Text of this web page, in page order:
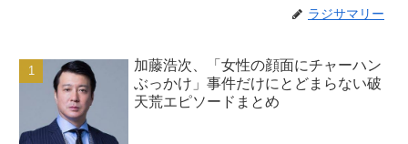
ラジサマリー
加藤浩次、「女性の顔面にチャーハン
ぶっかけ」事件だけにとどまらない破
天荒エピソードまとめ